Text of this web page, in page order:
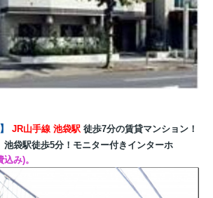
】 JR山手線 池袋駅 徒歩7分の賃貸マンション！
池袋駅徒歩5分！モニター付きインターホ
み)。